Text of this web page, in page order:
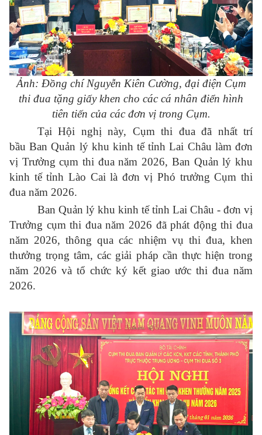
Ảnh: Đồng chí Nguyễn Kiên Cường, đại điện Cụm
thi đua tặng giấy khen cho các cá nhân điển hình
tiên tiến của các đơn vị trong Cụm.
Tại Hội nghị này, Cụm thi đua đã nhất trí
bầu Ban Quản lý khu kinh tế tỉnh Lai Châu làm đơn
vị Trưởng cụm thi đua năm 2026, Ban Quản lý khu
kinh tế tỉnh Lào Cai là đơn vị Phó trưởng Cụm thi
đua năm 2026.
Ban Quản lý khu kinh tế tỉnh Lai Châu - đơn vị
Trưởng cụm thi đua năm 2026 đã phát động thi đua
năm 2026, thông qua các nhiệm vụ thi đua, khen
thưởng trọng tâm, các giải pháp cần thực hiện trong
năm 2026 và tổ chức ký kết giao ước thi đua năm
2026.